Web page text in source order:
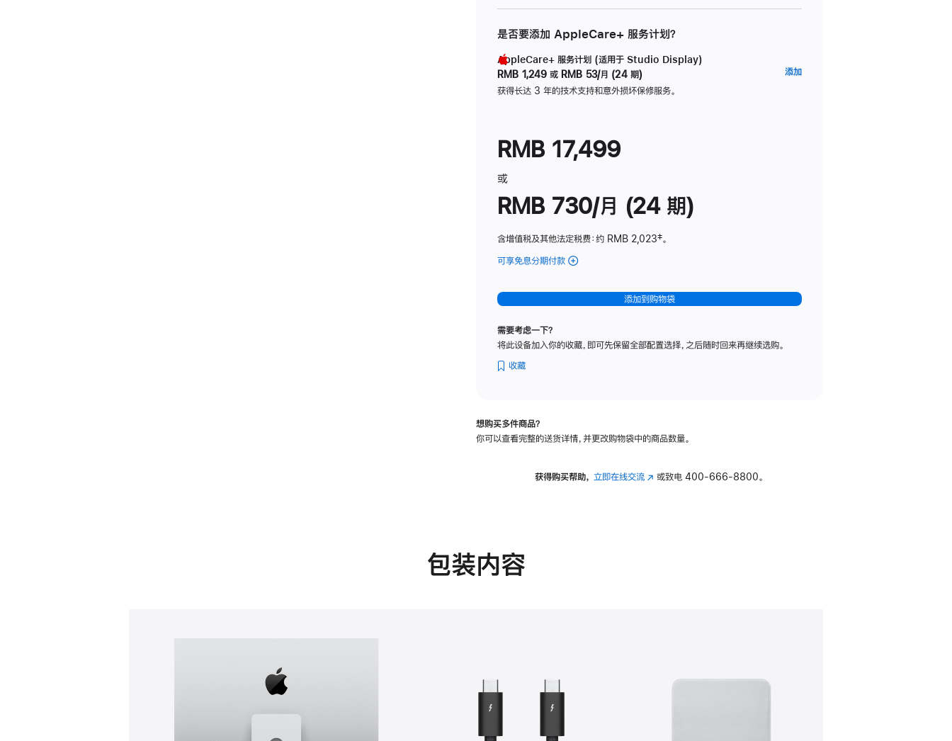
是否要添加 AppleCare+ 服务计划？
AppleCare+ 服务计划 (适用于 Studio Display)
RMB 1,249 或 RMB 53/月 (24 期)
获得长达 3 年的技术支持和意外损坏保修服务。
添加
RMB 17,499
或
RMB 730/月 (24 期)
含增值税及其他法定税费：约 RMB 2,023脚
‡。
可享免息分期付款 (Studio
-
纳
理
可
斜
添加到购物袋
需要考虑一下？
将此设备加入你的收藏，即可先保留全部配置选择，之后随时回来再继续选购。
收藏
想购买多件商品？
你可以查看完整的送货详情，并更改购物袋中的商品数量。
获得购买帮助， 立即在线交流(在 或致电400-666-8800。
包装内容